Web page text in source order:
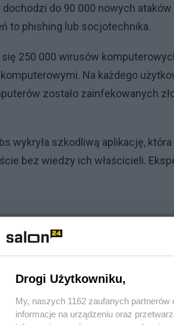
do 90 000 nowych ataków
to phishing lub socjotechnika.
250 000 wirusów
Na każdego
zostało zainfekowanych
wykryła szkodliwą aplikację,
bez wiedzy ich właścicieli.
także
imigrantów. Niemiecki
Reklama
Drogi Użytkowniku,
My, naszych 1162 zaufanych
informacje na urządzeniu oraz